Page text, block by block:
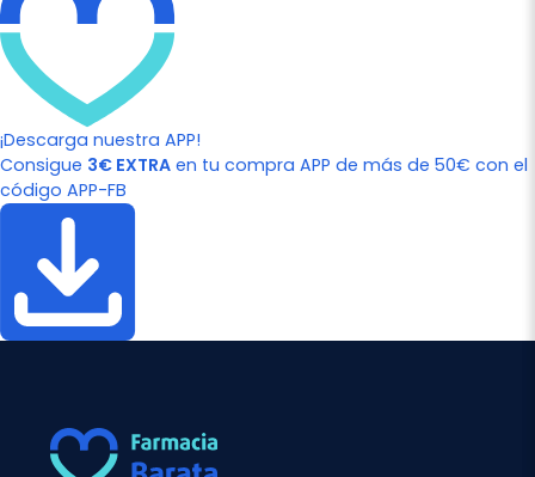
¡Descarga nuestra APP!
Consigue 3€ EXTRA en tu compra APP de más de 50€ con el
código APP-FB